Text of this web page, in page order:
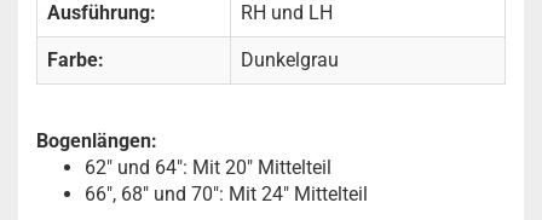
Ausführung: RH und LH
Farbe: Dunkelgrau
Bogenlängen:
62" und 64": Mit 20" Mittelteil
66", 68" und 70": Mit 24" Mittelteil